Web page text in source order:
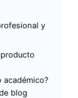
y
académico?
blog